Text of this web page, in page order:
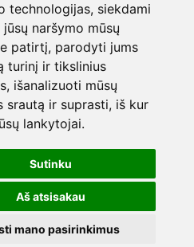
technologijas, siekdami
naršymo mūsų
patirtį, parodyti jums
turinį ir tikslinius
išanalizuoti mūsų
srautą ir suprasti, iš kur
lankytojai.
Sutinku
Aš atsisakau
mano pasirinkimus
taisykės•Privatumo politika
gydytojams,
veterinarams,